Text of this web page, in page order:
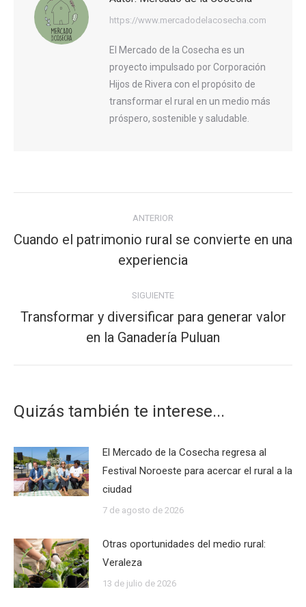
https://www.mercadodelacosecha.com
El Mercado de la Cosecha es un
proyecto impulsado por Corporación
Hijos de Rivera con el propósito de
transformar el rural en un medio más
próspero, sostenible y saludable.
publicaciones
ANTERIOR
Publicación
anterior:
Cuando el patrimonio rural se convierte en una
experiencia
SIGUIENTE
Publicación
siguiente:
Transformar y diversificar para generar valor
en la Ganadería Puluan
Quizás también te interese...
El Mercado de la Cosecha regresa al
Festival Noroeste para acercar el rural a la
ciudad
7 de agosto de 2026
Otras oportunidades del medio rural:
Veraleza
13 de julio de 2026